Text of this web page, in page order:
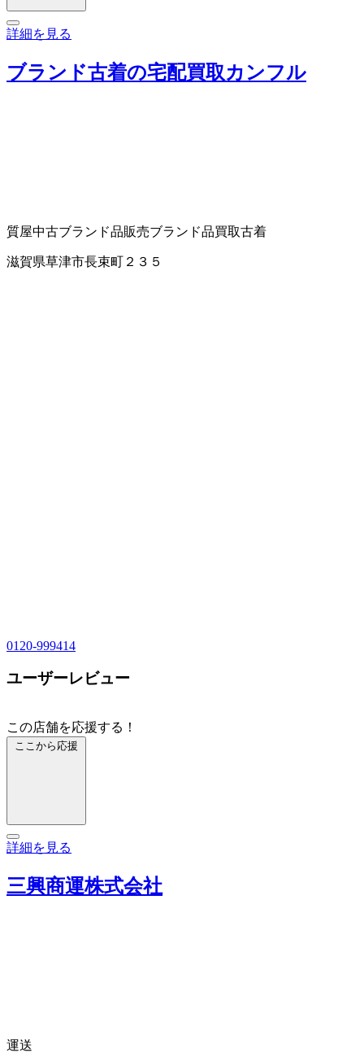
詳細を見る
ブランド古着の宅配買取カンフル
質屋中古ブランド品販売ブランド品買取古着
滋賀県草津市長束町２３５
0120-999414
ユーザーレビュー
この店舗を応援する！
ここから応援
詳細を見る
三興商運株式会社
運送